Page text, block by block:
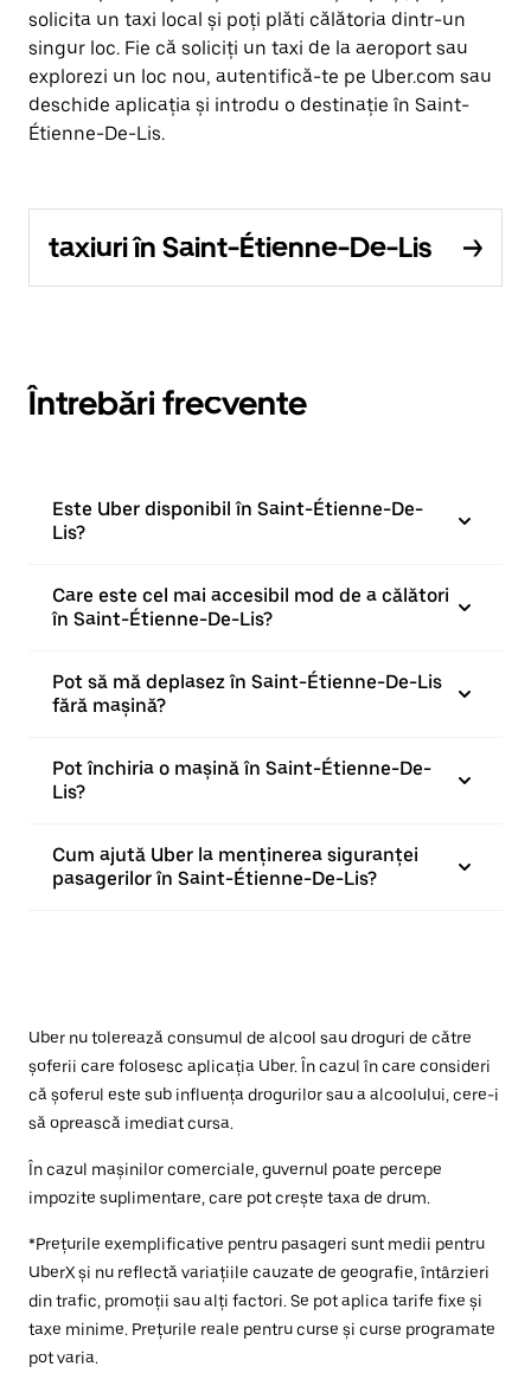
solicita un taxi local și poți plăti călătoria dintr-un
singur loc. Fie că soliciți un taxi de la aeroport sau
explorezi un loc nou, autentifică-te pe Uber.com sau
deschide aplicația și introdu o destinație în Saint-
Étienne-De-Lis.
taxiuri în Saint-Étienne-De-Lis
Întrebări frecvente
Este Uber disponibil în Saint-Étienne-De-
Lis?
Care este cel mai accesibil mod de a călători
în Saint-Étienne-De-Lis?
Pot să mă deplasez în Saint-Étienne-De-Lis
fără mașină?
Pot închiria o mașină în Saint-Étienne-De-
Lis?
Cum ajută Uber la menținerea siguranței
pasagerilor în Saint-Étienne-De-Lis?
Uber nu tolerează consumul de alcool sau droguri de către
șoferii care folosesc aplicația Uber. În cazul în care consideri
că șoferul este sub influența drogurilor sau a alcoolului, cere-i
să oprească imediat cursa.
În cazul mașinilor comerciale, guvernul poate percepe
impozite suplimentare, care pot crește taxa de drum.
*Prețurile exemplificative pentru pasageri sunt medii pentru
UberX și nu reflectă variațiile cauzate de geografie, întârzieri
din trafic, promoții sau alți factori. Se pot aplica tarife fixe și
taxe minime. Prețurile reale pentru curse și curse programate
pot varia.